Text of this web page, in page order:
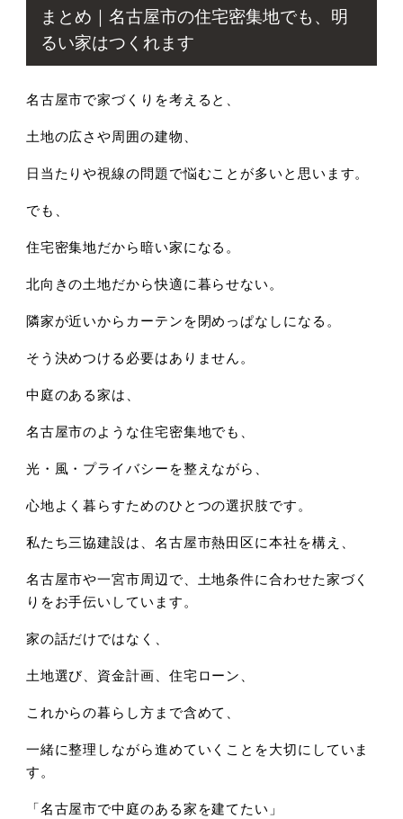
まとめ｜名古屋市の住宅密集地でも、明
るい家はつくれます
名古屋市で家づくりを考えると、
土地の広さや周囲の建物、
日当たりや視線の問題で悩むことが多いと思います。
でも、
住宅密集地だから暗い家になる。
北向きの土地だから快適に暮らせない。
隣家が近いからカーテンを閉めっぱなしになる。
そう決めつける必要はありません。
中庭のある家は、
名古屋市のような住宅密集地でも、
光・風・プライバシーを整えながら、
心地よく暮らすためのひとつの選択肢です。
私たち三協建設は、 名古屋市熱田区に本社を構え、
名古屋市や一宮市周辺で、 土地条件に合わせた家づく
りをお手伝いしています。
家の話だけではなく、
土地選び、資金計画、住宅ローン、
これからの暮らし方まで含めて、
一緒に整理しながら進めていくことを大切にしていま
す。
「名古屋市で中庭のある家を建てたい」